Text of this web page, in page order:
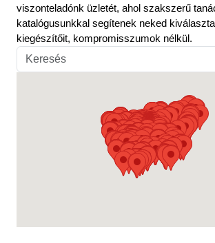
viszonteladónk üzletét, ahol szakszerű
katalógusunkkal segítenek neked
kiegészítőit, kompromisszumok nélkül.